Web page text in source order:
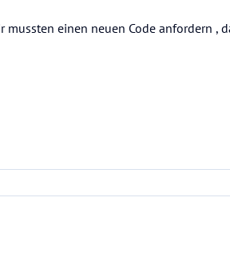
einen neuen Code anfordern ,